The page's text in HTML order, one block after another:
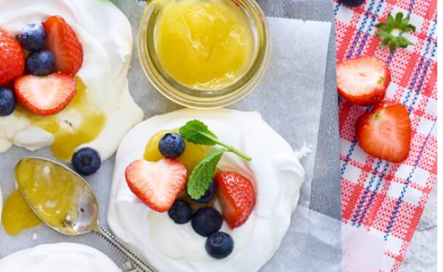
van de pavlova’s en schep de lemoncurd erop. Verdeel de aardbeien en blauwe bessen erover
trommel of afgedekt met aluminiumfolie buiten de koelkast. Ga vlak voor het serveren